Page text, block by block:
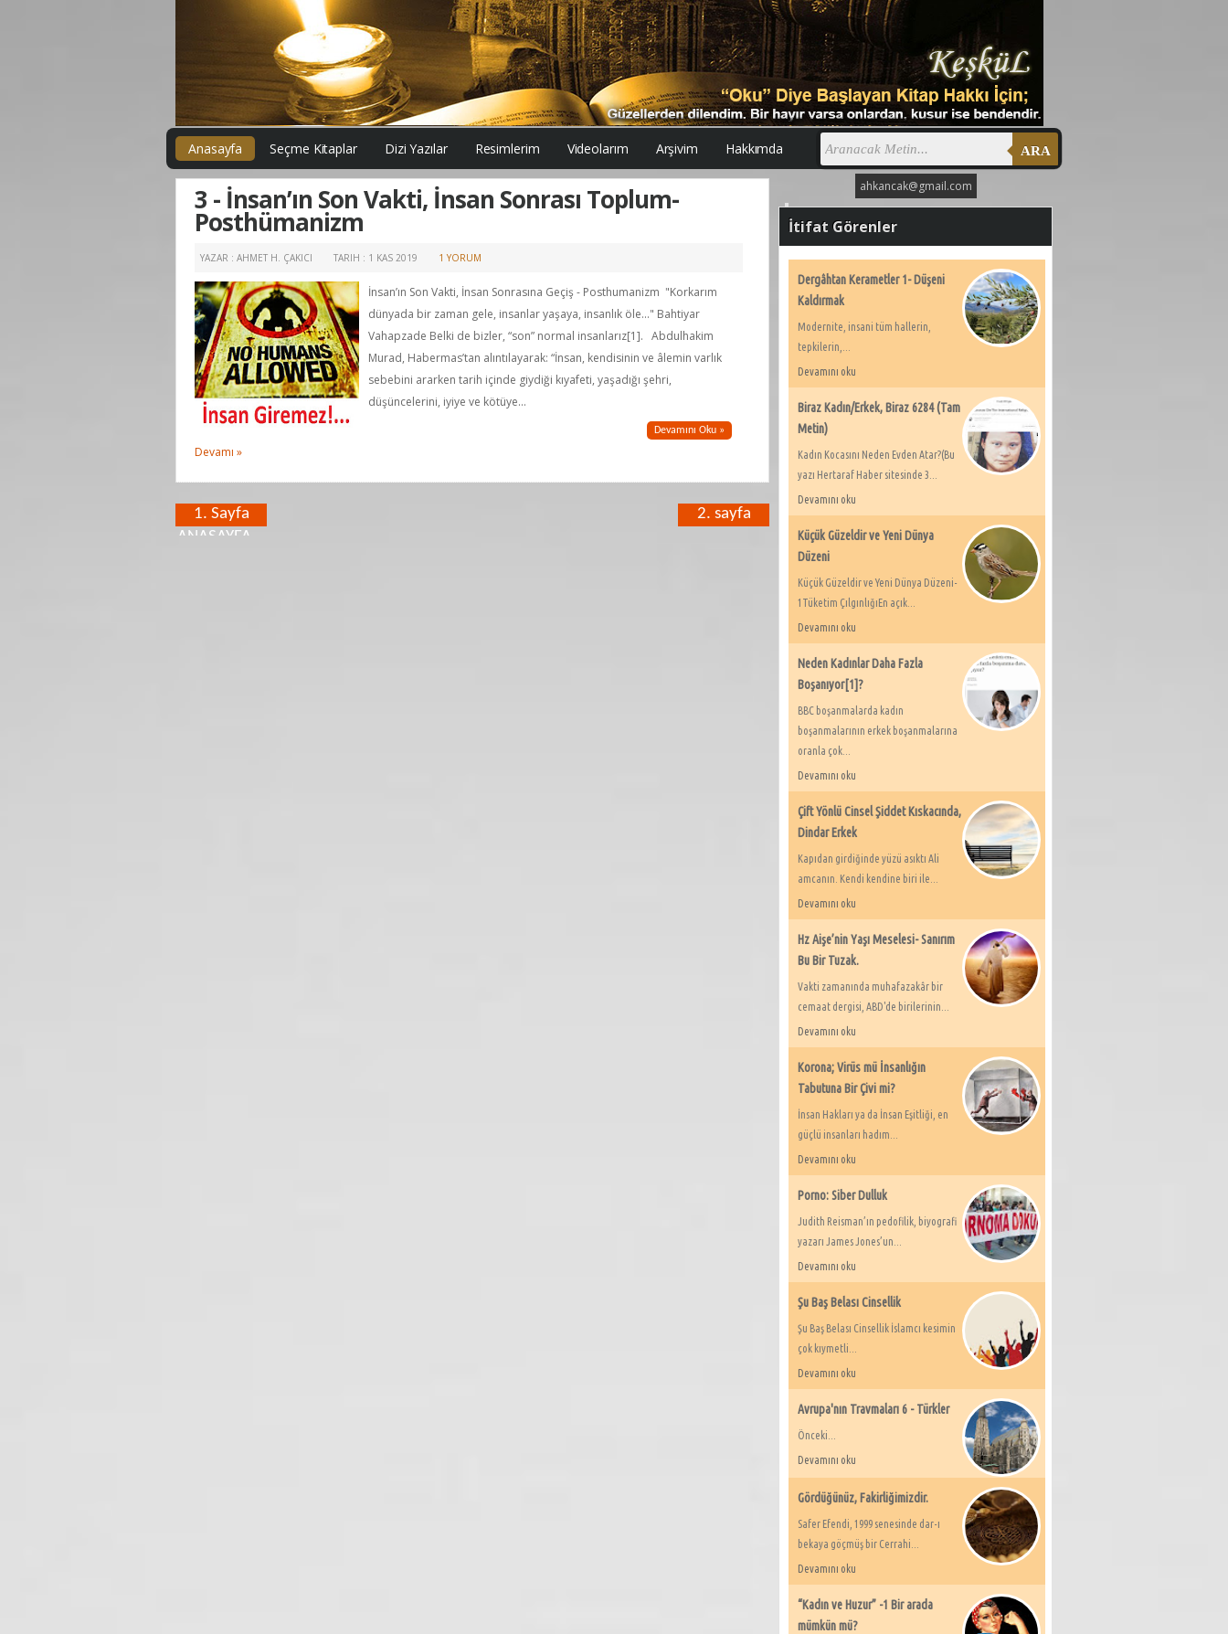
Anasayfa Seçme Kitaplar Dizi Yazılar Resimlerim Videolarım Arşivim Hakkımda ARA
3 - İnsan’ın Son Vakti, İnsan Sonrası Toplum-
Posthümanizm
YAZAR : AHMET H. ÇAKICI TARIH : 1 KAS 2019 1 YORUM
İnsan’ın Son Vakti, İnsan Sonrasına Geçiş - Posthumanizm "Korkarım
dünyada bir zaman gele, insanlar yaşaya, insanlık öle..." Bahtiyar
Vahapzade Belki de bizler, “son” normal insanlarız[1]. Abdulhakim
Murad, Habermas’tan alıntılayarak: “İnsan, kendisinin ve âlemin varlık
sebebini ararken tarih içinde giydiği kıyafeti, yaşadığı şehri,
düşüncelerini, iyiye ve kötüye...
Devamını Oku »
Devamı »
1. Sayfa
2. sayfa
ANASAYFA
ahkancak@gmail.com
İtifat Görenler
Dergâhtan Kerametler 1- Düşeni
Kaldırmak
Modernite, insani tüm hallerin,
tepkilerin,...
Devamını oku
Biraz Kadın/Erkek, Biraz 6284 (Tam
Metin)
Kadın Kocasını Neden Evden Atar?(Bu
yazı Hertaraf Haber sitesinde 3...
Devamını oku
Küçük Güzeldir ve Yeni Dünya
Düzeni
Küçük Güzeldir ve Yeni Dünya Düzeni-
1Tüketim ÇılgınlığıEn açık...
Devamını oku
Neden Kadınlar Daha Fazla
Boşanıyor[1]?
BBC boşanmalarda kadın
boşanmalarının erkek boşanmalarına
oranla çok...
Devamını oku
Çift Yönlü Cinsel Şiddet Kıskacında,
Dindar Erkek
Kapıdan girdiğinde yüzü asıktı Ali
amcanın. Kendi kendine biri ile...
Devamını oku
Hz Aişe’nin Yaşı Meselesi- Sanırım
Bu Bir Tuzak.
Vakti zamanında muhafazakâr bir
cemaat dergisi, ABD'de birilerinin...
Devamını oku
Korona; Virüs mü İnsanlığın
Tabutuna Bir Çivi mi?
İnsan Hakları ya da İnsan Eşitliği, en
güçlü insanları hadım...
Devamını oku
Porno: Siber Dulluk
Judith Reisman’ın pedofilik, biyografi
yazarı James Jones’un...
Devamını oku
Şu Baş Belası Cinsellik
Şu Baş Belası Cinsellik İslamcı kesimin
çok kıymetli...
Devamını oku
Avrupa'nın Travmaları 6 - Türkler
Önceki...
Devamını oku
Gördüğünüz, Fakirliğimizdir.
Safer Efendi, 1999 senesinde dar-ı
bekaya göçmüş bir Cerrahi...
Devamını oku
“Kadın ve Huzur” -1 Bir arada
mümkün mü?